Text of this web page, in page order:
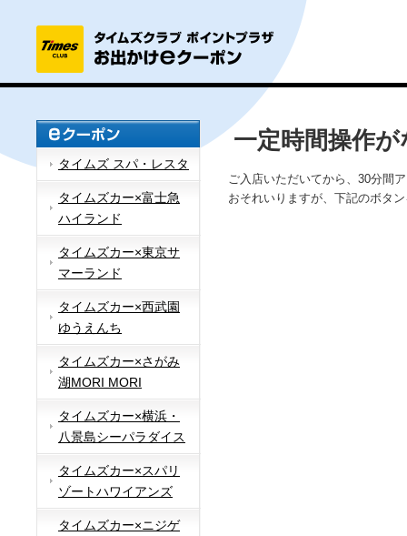
タイムズ スパ・レスタ
タイムズカー×富士急
ハイランド
タイムズカー×東京サ
マーランド
タイムズカー×西武園
ゆうえんち
タイムズカー×さがみ
湖MORI MORI
タイムズカー×横浜・
八景島シーパラダイス
タイムズカー×スパリ
ゾートハワイアンズ
タイムズカー×ニジゲ
一定時間操作
ご入店いただいてから、30分間
おそれいりますが、下記のボタ